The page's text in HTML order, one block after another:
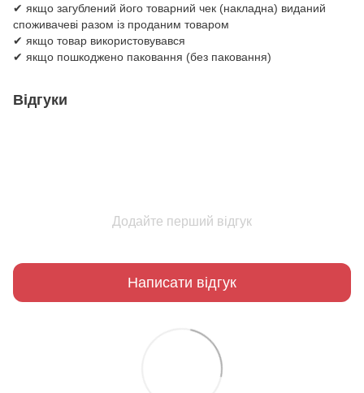
✔ якщо загублений його товарний чек (накладна) виданий
споживачеві разом із проданим товаром
✔ якщо товар використовувався
✔ якщо пошкоджено паковання (без паковання)
Відгуки
Додайте перший відгук
Написати відгук